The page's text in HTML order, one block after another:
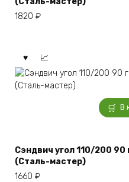
1820 ₽
В
Сэндвич угол 110/200
(Сталь-мастер)
1660 ₽